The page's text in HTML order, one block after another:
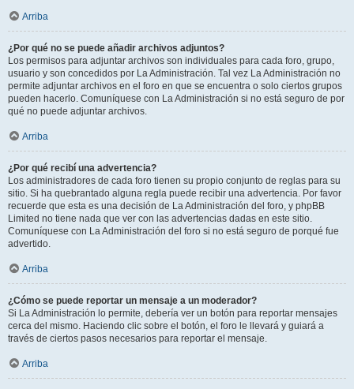
Arriba
¿Por qué no se puede añadir archivos adjuntos?
Los permisos para adjuntar archivos son individuales para cada foro, grupo,
usuario y son concedidos por La Administración. Tal vez La Administración no
permite adjuntar archivos en el foro en que se encuentra o solo ciertos grupos
pueden hacerlo. Comuníquese con La Administración si no está seguro de por
qué no puede adjuntar archivos.
Arriba
¿Por qué recibí una advertencia?
Los administradores de cada foro tienen su propio conjunto de reglas para su
sitio. Si ha quebrantado alguna regla puede recibir una advertencia. Por favor
recuerde que esta es una decisión de La Administración del foro, y phpBB
Limited no tiene nada que ver con las advertencias dadas en este sitio.
Comuníquese con La Administración del foro si no está seguro de porqué fue
advertido.
Arriba
¿Cómo se puede reportar un mensaje a un moderador?
Si La Administración lo permite, debería ver un botón para reportar mensajes
cerca del mismo. Haciendo clic sobre el botón, el foro le llevará y guiará a
través de ciertos pasos necesarios para reportar el mensaje.
Arriba